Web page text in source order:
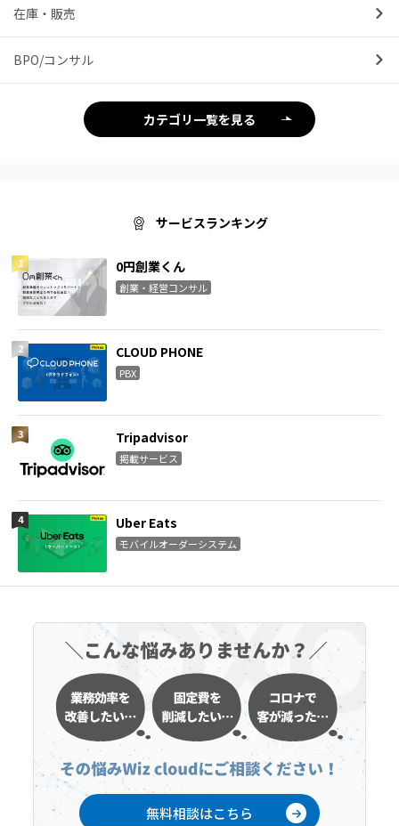
在庫・販売
BPO/コンサル
カテゴリ一覧を見る
サービスランキング
0円創業くん
創業・経営コンサル
CLOUD PHONE
PBX
Tripadvisor
掲載サービス
Uber Eats
モバイルオーダーシステム
無料相談はこちら